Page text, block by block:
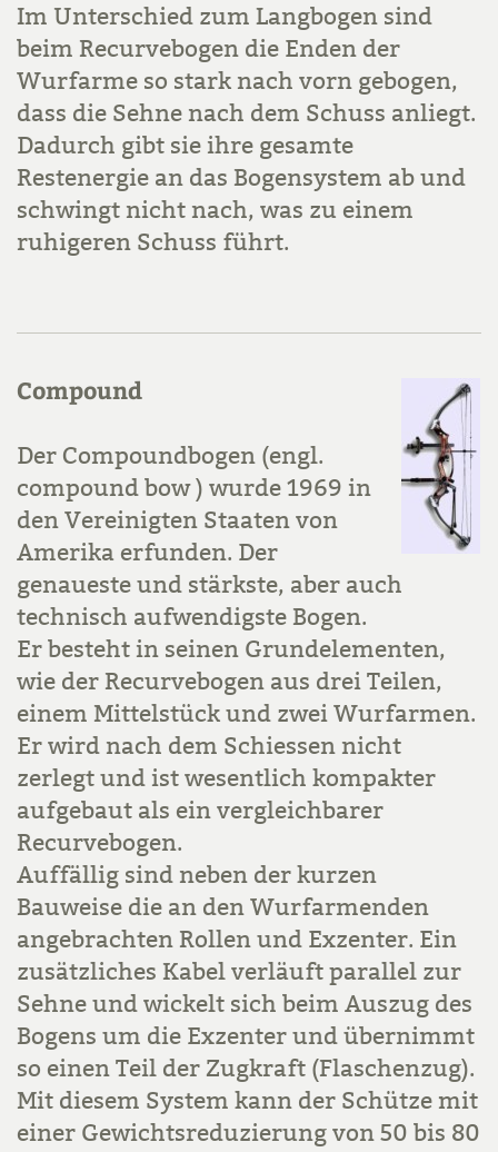
Im Unterschied zum Langbogen sind
beim Recurvebogen die Enden der
Wurfarme so stark nach vorn gebogen,
dass die Sehne nach dem Schuss anliegt.
Dadurch gibt sie ihre gesamte
Restenergie an das Bogensystem ab und
schwingt nicht nach, was zu einem
ruhigeren Schuss führt.
Compound
Der Compoundbogen (engl.
compound bow ) wurde 1969 in
den Vereinigten Staaten von
Amerika erfunden. Der
genaueste und stärkste, aber auch
technisch aufwendigste Bogen.
Er besteht in seinen Grundelementen,
wie der Recurvebogen aus drei Teilen,
einem Mittelstück und zwei Wurfarmen.
Er wird nach dem Schiessen nicht
zerlegt und ist wesentlich kompakter
aufgebaut als ein vergleichbarer
Recurvebogen.
Auffällig sind neben der kurzen
Bauweise die an den Wurfarmenden
angebrachten Rollen und Exzenter. Ein
zusätzliches Kabel verläuft parallel zur
Sehne und wickelt sich beim Auszug des
Bogens um die Exzenter und übernimmt
so einen Teil der Zugkraft (Flaschenzug).
Mit diesem System kann der Schütze mit
einer Gewichtsreduzierung von 50 bis 80